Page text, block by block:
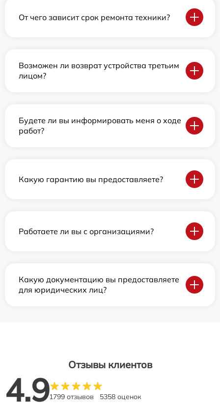
От чего зависит срок ремонта техники?
Возможен ли возврат устройства третьим
лицом?
Будете ли вы информировать меня о ходе
работ?
Какую гарантию вы предоставляете?
Работаете ли вы с организациями?
Какую документацию вы предоставляете
для юридических лиц?
Отзывы клиентов
4.91799 отзывов 5358 оценок